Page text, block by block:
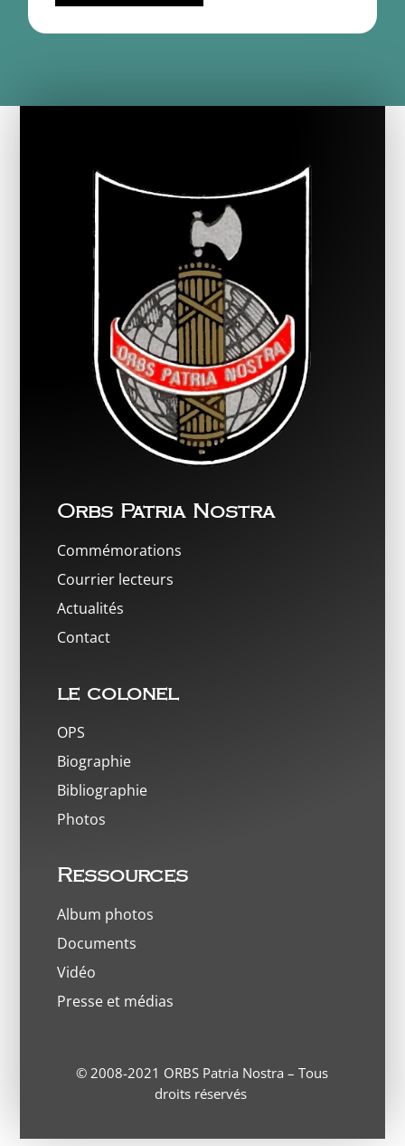
Orbs Patria Nostra
Commémorations
Courrier lecteurs
Actualités
Contact
le colonel
OPS
Biographie
Bibliographie
Photos
Ressources
Album photos
Documents
Vidéo
Presse et médias
© 2008-2021 ORBS Patria Nostra – Tous
droits réservés